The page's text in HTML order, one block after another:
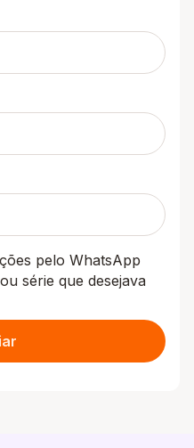
pelo WhatsApp
série que desejava